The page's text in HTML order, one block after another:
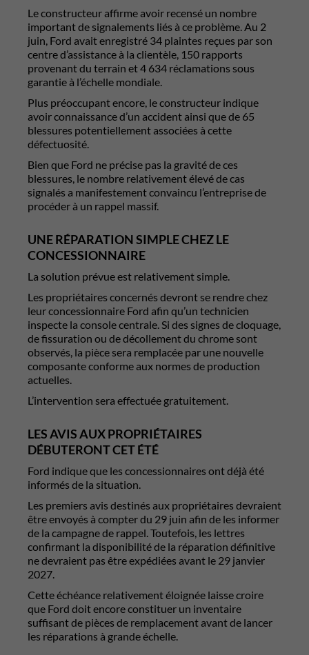
Le constructeur affirme avoir recensé un nombre
important de signalements liés à ce problème. Au 2
juin, Ford avait enregistré 34 plaintes reçues par son
centre d’assistance à la clientèle, 150 rapports
provenant du terrain et 4 634 réclamations sous
garantie à l’échelle mondiale.
Plus préoccupant encore, le constructeur indique
avoir connaissance d’un accident ainsi que de 65
blessures potentiellement associées à cette
défectuosité.
Bien que Ford ne précise pas la gravité de ces
blessures, le nombre relativement élevé de cas
signalés a manifestement convaincu l’entreprise de
procéder à un rappel massif.
UNE RÉPARATION SIMPLE CHEZ LE
CONCESSIONNAIRE
La solution prévue est relativement simple.
Les propriétaires concernés devront se rendre chez
leur concessionnaire Ford afin qu’un technicien
inspecte la console centrale. Si des signes de cloquage,
de fissuration ou de décollement du chrome sont
observés, la pièce sera remplacée par une nouvelle
composante conforme aux normes de production
actuelles.
L’intervention sera effectuée gratuitement.
LES AVIS AUX PROPRIÉTAIRES
DÉBUTERONT CET ÉTÉ
Ford indique que les concessionnaires ont déjà été
informés de la situation.
Les premiers avis destinés aux propriétaires devraient
être envoyés à compter du 29 juin afin de les informer
de la campagne de rappel. Toutefois, les lettres
confirmant la disponibilité de la réparation définitive
ne devraient pas être expédiées avant le 29 janvier
2027.
Cette échéance relativement éloignée laisse croire
que Ford doit encore constituer un inventaire
suffisant de pièces de remplacement avant de lancer
les réparations à grande échelle.